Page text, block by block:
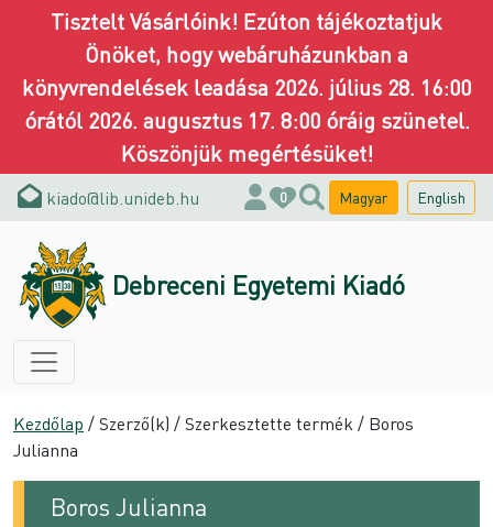
Tisztelt Vásárlóink! Ezúton tájékoztatjuk
Önöket, hogy webáruházunkban a
könyvrendelések leadása 2026. július 28. 16:00
órától 2026. augusztus 17. 8:00 óráig szünetel.
Köszönjük megértésüket!
kiado@lib.unideb.hu 0 Magyar English
Debreceni Egyetemi Kiadó
Kezdőlap / Szerző(k) / Szerkesztette termék / Boros
Julianna
Boros Julianna